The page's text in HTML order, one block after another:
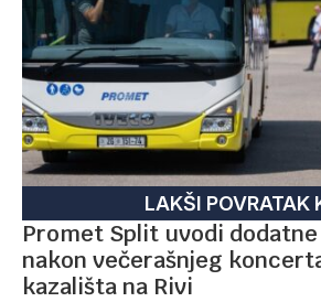
LAKŠI POVRATAK
Promet Split uvodi
nakon večerašnjeg
kazališta na Rivi